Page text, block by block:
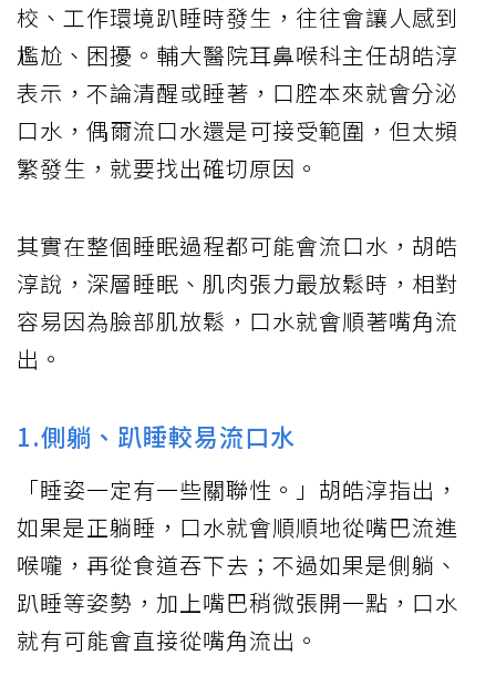
校、工作環境趴睡時發生，往往會讓人感到
尷尬、困擾。輔大醫院耳鼻喉科主任胡皓淳
表示，不論清醒或睡著，口腔本來就會分泌
口水，偶爾流口水還是可接受範圍，但太頻
繁發生，就要找出確切原因。
其實在整個睡眠過程都可能會流口水，胡皓
淳說，深層睡眠、肌肉張力最放鬆時，相對
容易因為臉部肌放鬆，口水就會順著嘴角流
出。
1.側躺、趴睡較易流口水
「睡姿一定有一些關聯性。」胡皓淳指出，
如果是正躺睡，口水就會順順地從嘴巴流進
喉嚨，再從食道吞下去；不過如果是側躺、
趴睡等姿勢，加上嘴巴稍微張開一點，口水
就有可能會直接從嘴角流出。